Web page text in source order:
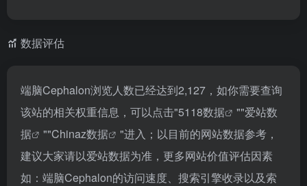
数据评估
端脑Cephalon浏览人数已经达到2,127，如你需要查询
该站的相关权重信息，可以点击"5118数据 ""爱站数
据
""Chinaz数据
"进入；以目前的网站数据参考，
建议大家请以爱站数据为准，更多网站价值评估因素
如：端脑Cephalon的访问速度、搜索引擎收录以及索